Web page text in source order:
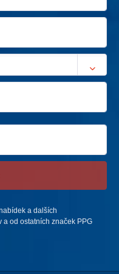
a dalších
od ostatních značek PPG